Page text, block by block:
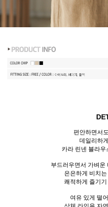
편안하면서
데일리하
카라 린넨 블라우
부드러우면서 가벼운
은은하게 비치
쾌적하게 즐기
여유 있게 떨